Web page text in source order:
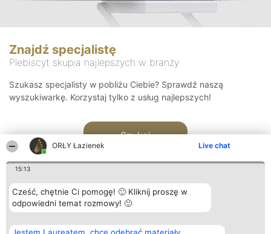
ORŁY Łazienek Live chat
15:13
Cześć, chętnie Ci pomogę! 🙂 Kliknij proszę w
odpowiedni temat rozmowy! 🙂
Znajdź specjalistę
Plebiscyt skupia najlepszych w branży
Szukasz specjalisty w pobliżu Ciebie? Sprawdź naszą
wyszukiwarkę. Korzystaj tylko z usług najlepszych!
Szukaj
Organizator plebiscytu Plebiscyt Kontakt